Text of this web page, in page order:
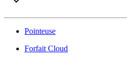
Pointeuse
Forfait Cloud